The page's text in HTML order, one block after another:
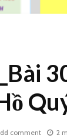
comment 2